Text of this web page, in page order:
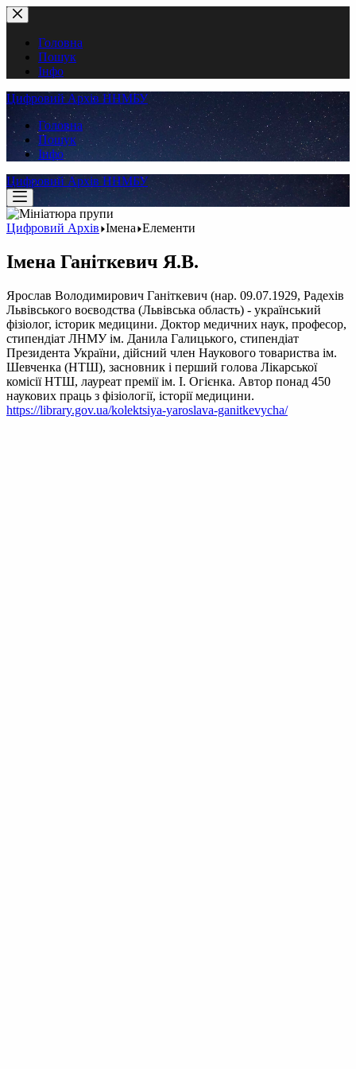
Перейти
до
вмістуГоловна
Пошук
Інфо
Цифровий Архів ННМБУ
Головна
Пошук
Інфо
Цифровий Архів ННМБУ
Цифровий Архів Імена Елементи
Імена Ганіткевич Я.В.
Ярослав Володимирович Ганіткевич (нар. 09.07.1929, Радехів
Львівського воєводства (Львівська область) - український
фізіолог, історик медицини. Доктор медичних наук, професор,
стипендіат ЛНМУ ім. Данила Галицького, стипендіат
Президента України, дійсний член Наукового товариства ім.
Шевченка (НТШ), засновник і перший голова Лікарської
комісії НТШ, лауреат премії ім. І. Огієнка. Автор понад 450
наукових праць з фізіології, історії медицини.
https://library.gov.ua/kolektsiya-yaroslava-ganitkevycha/